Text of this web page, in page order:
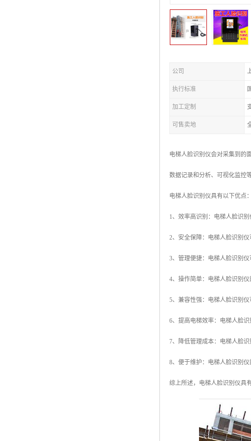
公司
执行标准
加工定制
可售卖地
电梯人脸识别仪会对采集到的
数据记录和分析、可视化监控等
电梯人脸识别仪具有以下优点：
1、效率高识别：电梯人脸识
2、安全保障：电梯人脸识别
3、管理便捷：电梯人脸识别
4、操作简单：电梯人脸识别
5、兼容性强：电梯人脸识别
6、提高电梯效率：电梯人脸
7、降低管理成本：电梯人脸
8、便于维护：电梯人脸识别
综上所述，电梯人脸识别仪具